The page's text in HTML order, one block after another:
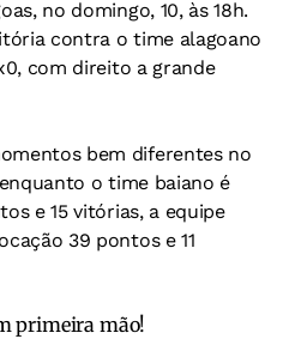
no domingo, 10, às 18h.
contra o time alagoano
com direito a grande
bem diferentes no
o time baiano é
e 15 vitórias, a equipe
39 pontos e 11
primeira mão!